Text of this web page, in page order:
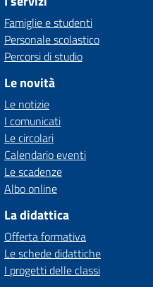
Famiglie e studenti
Personale scolastico
Percorsi di studio
Le novità
Le notizie
I comunicati
Le circolari
Calendario eventi
Le scadenze
Albo online
La didattica
Offerta formativa
Le schede didattiche
I progetti delle classi